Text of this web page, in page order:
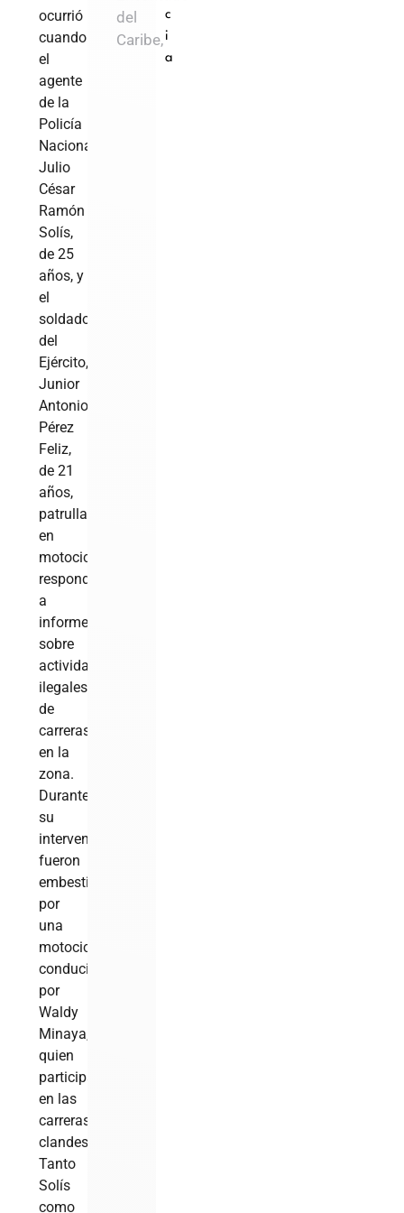
ocurrió
cuando
el
agente
de la
Policía
Nacional,
Julio
César
Ramón
Solís,
de 25
años, y
el
soldado
del
Ejército,
Junior
Antonio
Pérez
Feliz,
de 21
años,
patrullaban
en
motocicleta
respondiendo
a
informes
sobre
actividades
ilegales
de
carreras
en la
zona.
Durante
su
intervención,
fueron
embestidos
por
una
motocicleta
conducida
por
Waldy
Minaya,
quien
participaba
en las
carreras
clandestinas.
Tanto
Solís
como
del
Caribe,
c
i
a